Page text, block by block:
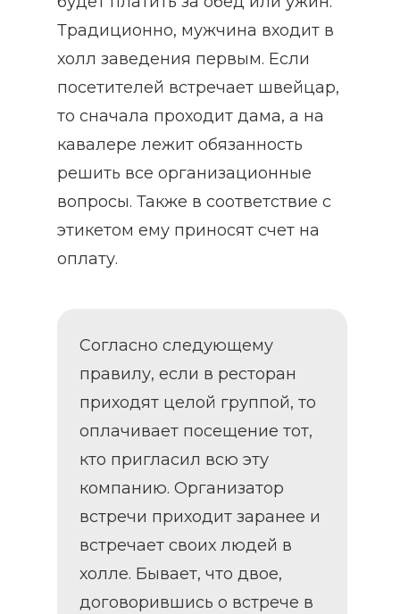
Традиционно, мужчина входит в
холл заведения первым. Если
посетителей встречает швейцар,
то сначала проходит дама, а на
кавалере лежит обязанность
решить все организационные
вопросы. Также в соответствие с
этикетом ему приносят счет на
оплату.
Согласно следующему
правилу, если в ресторан
приходят целой группой, то
оплачивает посещение тот,
кто пригласил всю эту
компанию. Организатор
встречи приходит заранее и
встречает своих людей в
холле. Бывает, что двое,
договорившись о встрече в